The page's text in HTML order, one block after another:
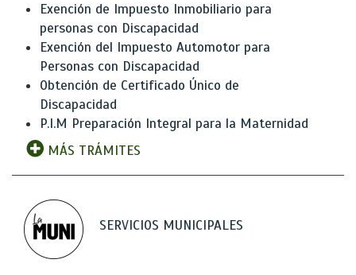
Exención de Impuesto Inmobiliario para
personas con Discapacidad
Exención del Impuesto Automotor para
Personas con Discapacidad
Obtención de Certificado Único de
Discapacidad
P.I.M Preparación Integral para la Maternidad
MÁS TRÁMITES
SERVICIOS MUNICIPALES